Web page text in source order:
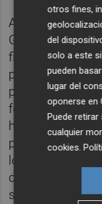
Así en concreto
Generalitat
financiación de
para poder
profunda
ferroviaria
ha pedido que
prioritario en
logísticas
desarrollarse
su privilegiada
otros fines,
del
solo a este
pueden
lugar del
oponerse en
Puede
cualquier
cookies.